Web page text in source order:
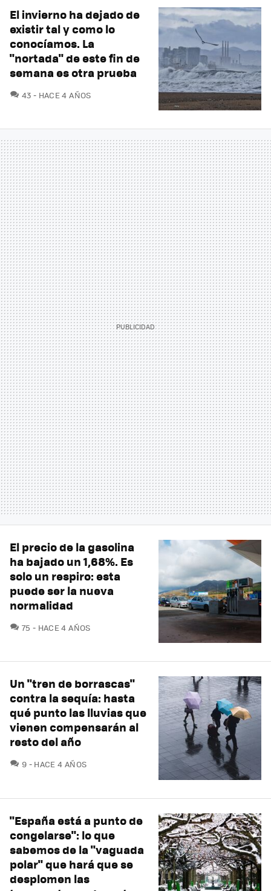
El invierno ha dejado de
existir tal y como lo
conocíamos. La
"nortada" de este fin de
semana es otra prueba
43 COMENTARIOS
HACE 4 AÑOS
El precio de la gasolina
ha bajado un 1,68%. Es
solo un respiro: esta
puede ser la nueva
normalidad
75 COMENTARIOS
HACE 4 AÑOS
Un "tren de borrascas"
contra la sequía: hasta
qué punto las lluvias que
vienen compensarán al
resto del año
9 COMENTARIOS
HACE 4 AÑOS
"España está a punto de
congelarse": lo que
sabemos de la "vaguada
polar" que hará que se
desplomen las